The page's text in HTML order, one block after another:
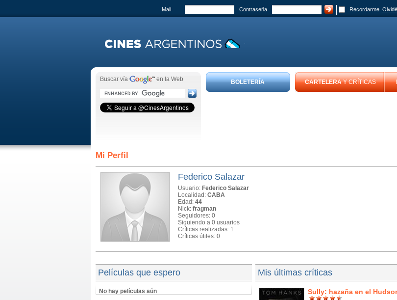
Mail Contraseña Recordarme
Buscar vía en la Web BOLETERÍA CARTELERAY CRÍTICAS
Mi Perfil
Federico Salazar
Usuario: Federico Salazar
Localidad: CABA
Edad: 44
Nick: fragman
Seguidores: 0
Siguiendo a 0 usuarios
Críticas realizadas: 1
Críticas útiles: 0
Películas que espero
No hay películas aún
Mis últimas críticas
Sully: hazaña en el